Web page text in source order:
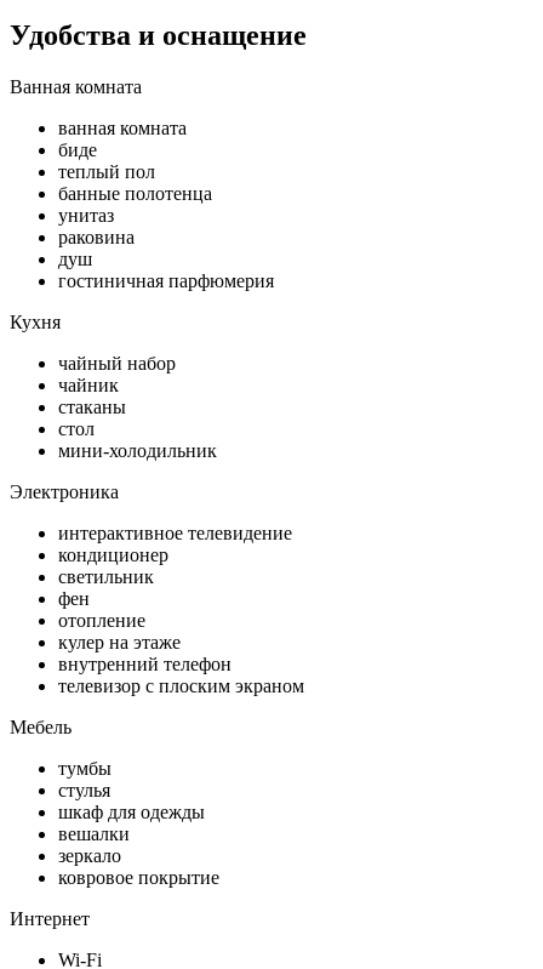
Удобства и оснащение
Ванная комната
ванная комната
биде
теплый пол
банные полотенца
унитаз
раковина
душ
гостиничная парфюмерия
Кухня
чайный набор
чайник
стаканы
стол
мини-холодильник
Электроника
интерактивное телевидение
кондиционер
светильник
фен
отопление
кулер на этаже
внутренний телефон
телевизор с плоским экраном
Мебель
тумбы
стулья
шкаф для одежды
вешалки
зеркало
ковровое покрытие
Интернет
Wi-Fi